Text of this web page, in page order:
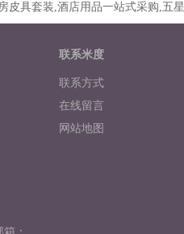
皮具套装,酒店用品一站式采购,
联系米度
联系方式
在线留言
网站地图